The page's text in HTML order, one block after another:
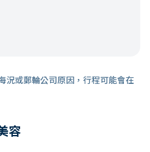
況或郵輪公司原因，行程可能會在
容